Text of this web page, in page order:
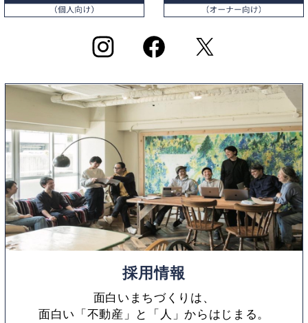
採用情報
面白いまちづくりは、
面白い「不動産」と「人」からはじまる。